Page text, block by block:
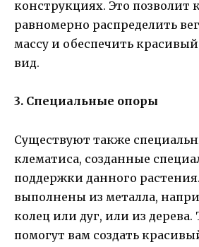
конструкциях. Это позволит
равномерно распределить
массу и обеспечить
вид.
3. Специальные опоры
Существуют также
клематиса, созданные
поддержки данного
выполнены из металла,
колец или дуг, или из
помогут вам создать